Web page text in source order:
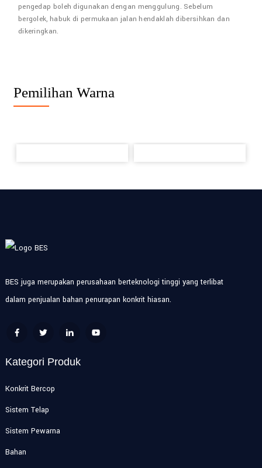
pengedap boleh digunakan dengan menggulung. Sebelum
bergolek, habuk di permukaan jalan hendaklah dibersihkan dan
dikeringkan.
Pemilihan Warna
BES juga merupakan perusahaan berteknologi tinggi yang terlibat
dalam penjualan bahan penurapan konkrit hiasan.
Kategori Produk
Konkrit Bercop
Sistem Telap
Sistem Pewarna
Bahan